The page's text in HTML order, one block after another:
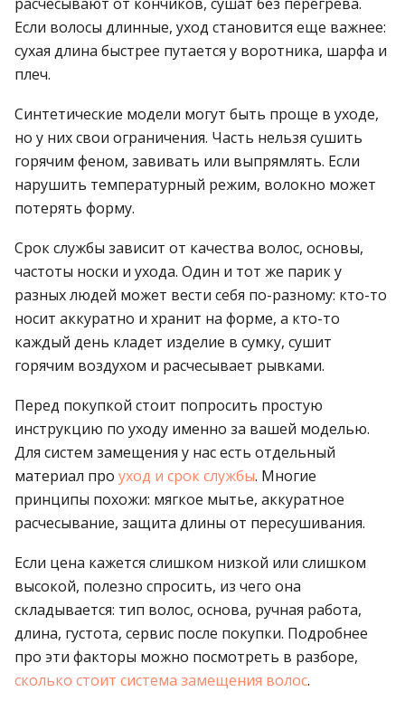
Если волосы длинные, уход становится еще важнее:
сухая длина быстрее путается у воротника, шарфа и
плеч.
Синтетические модели могут быть проще в уходе,
но у них свои ограничения. Часть нельзя сушить
горячим феном, завивать или выпрямлять. Если
нарушить температурный режим, волокно может
потерять форму.
Срок службы зависит от качества волос, основы,
частоты носки и ухода. Один и тот же парик у
разных людей может вести себя по-разному: кто-то
носит аккуратно и хранит на форме, а кто-то
каждый день кладет изделие в сумку, сушит
горячим воздухом и расчесывает рывками.
Перед покупкой стоит попросить простую
инструкцию по уходу именно за вашей моделью.
Для систем замещения у нас есть отдельный
материал про уход и срок службы. Многие
принципы похожи: мягкое мытье, аккуратное
расчесывание, защита длины от пересушивания.
Если цена кажется слишком низкой или слишком
высокой, полезно спросить, из чего она
складывается: тип волос, основа, ручная работа,
длина, густота, сервис после покупки. Подробнее
про эти факторы можно посмотреть в разборе,
сколько стоит система замещения волос.